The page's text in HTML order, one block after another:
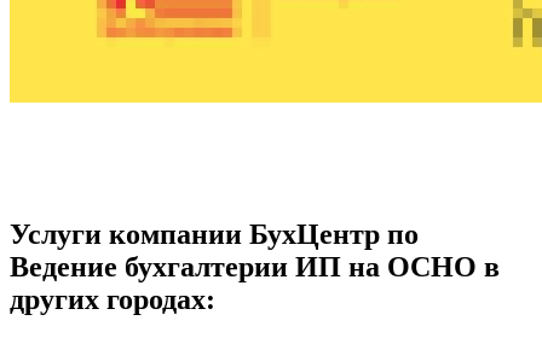
Услуги компании БухЦентр по
Ведение бухгалтерии ИП на ОСНО в
других городах: